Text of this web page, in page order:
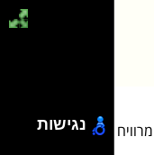
ומי לא?נגישות